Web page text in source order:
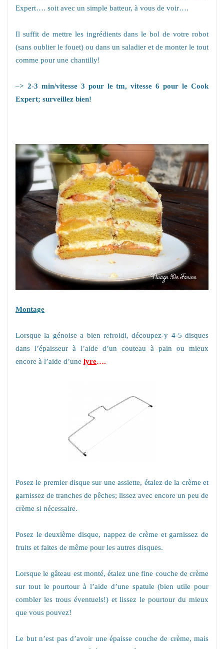
Expert…. soit avec un simple batteur, à vous de voir….
Il suffit de mettre les ingrédients dans le bol de votre robot
(sans oublier le fouet) ou dans un saladier et de monter le tout
comme pour une chantilly!
–> 2-3 min/vitesse 3 pour le tm, vitesse 6 pour le Cook
Expert; surveillez bien!
Montage
Lorsque la génoise a bien refroidi, découpez-y 4-5 disques
dans l’épaisseur à l’aide d’un couteau à pain ou mieux
encore à l’aide d’une lyre….
Posez le premier disque sur une assiette, étalez de la crème et
garnissez de tranches de pêches; lissez avec encore un peu de
crème si nécessaire.
Posez le deuxième disque, nappez de crème et garnissez de
fruits et faites de même pour les autres disques.
Lorsque le gâteau est monté, étalez une fine couche de crème
sur tout le pourtour à l’aide d’une spatule (bien utile pour
combler les trous éventuels!) et lissez le pourtour du mieux
que vous pouvez!
Le but n’est pas d’avoir une épaisse couche de crème, mais